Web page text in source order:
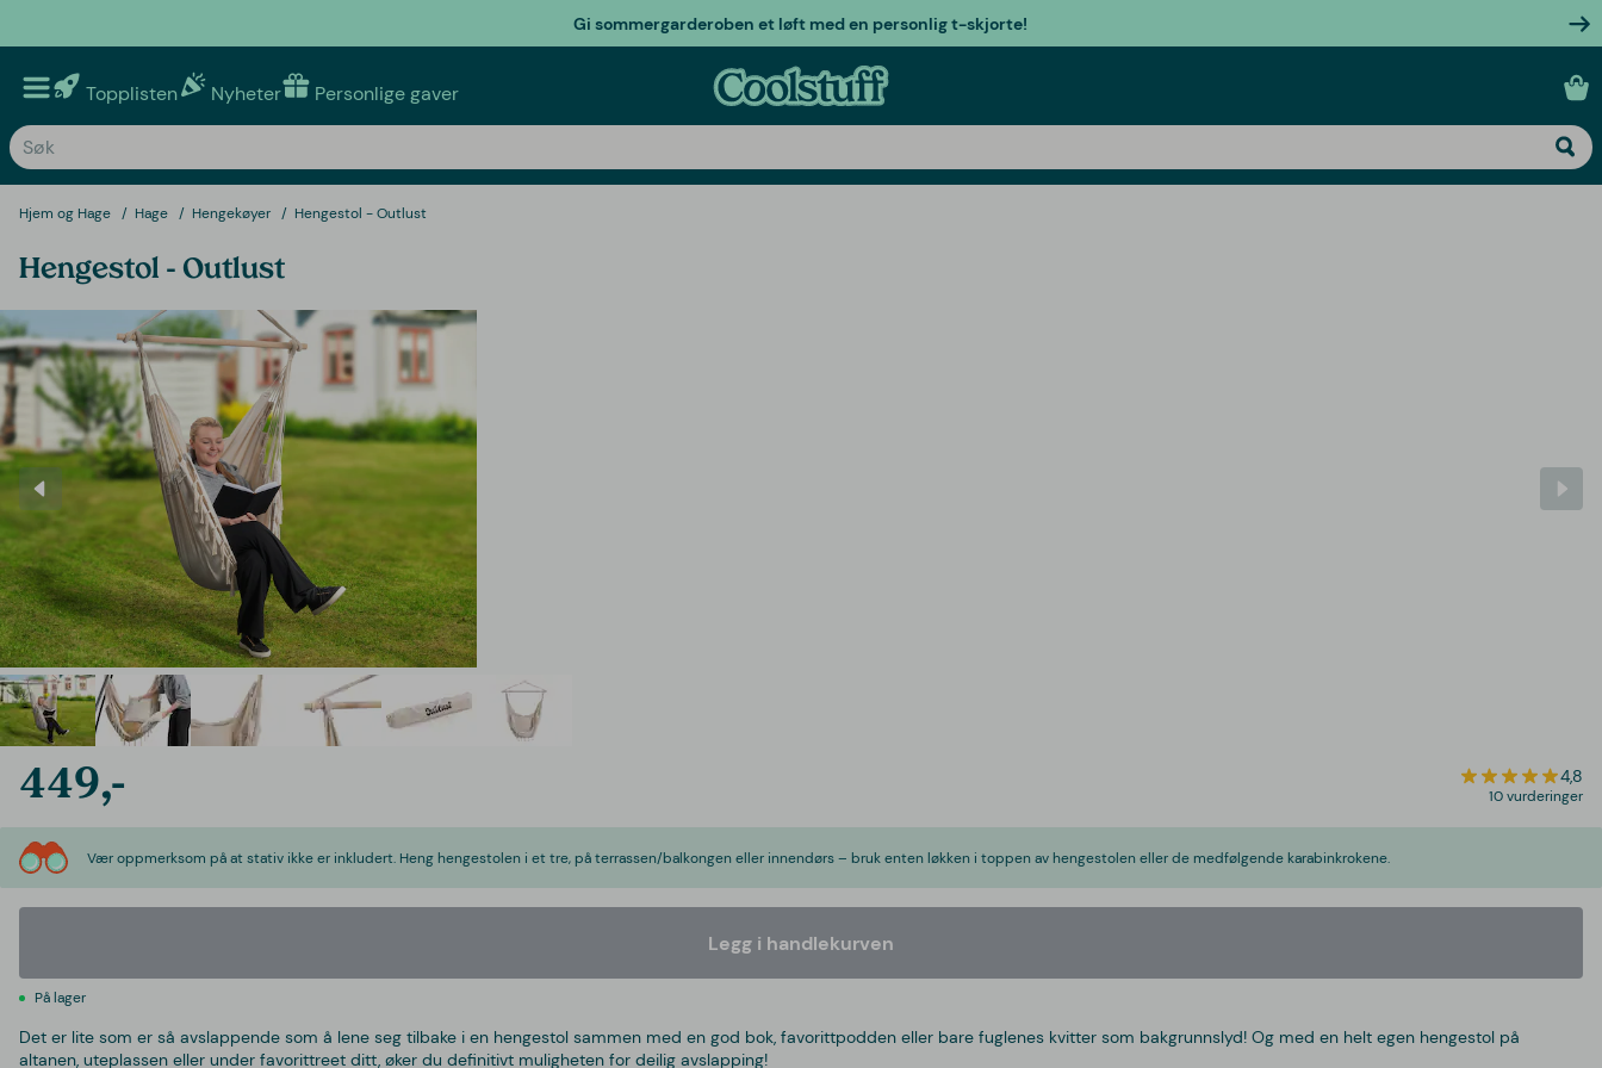
Gi sommergarderoben et løft med en personlig t-skjorte!
Topplisten Nyheter Personlige gaver
Hjem og Hage Hage Hengekøyer Hengestol - Outlust
Hengestol - Outlust
449,- 4,8
10 vurderinger
Vær oppmerksom på at stativ ikke er inkludert. Heng hengestolen i et tre, på terrassen/balkongen eller innendørs – bruk enten løkken i toppen av hengestolen eller de medfølgende karabinkrokene.
Legg i handlekurven
På lager
Det er lite som er så avslappende som å lene seg tilbake i en hengestol sammen med en god bok, favorittpodden eller bare fuglenes kvitter som bakgrunnslyd! Og med en helt egen hengestol på
altanen, uteplassen eller under favorittreet ditt, øker du definitivt muligheten for deilig avslapping!